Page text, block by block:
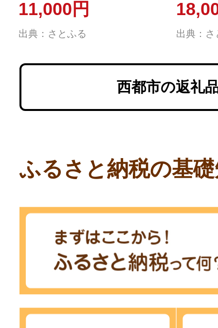
11,000円
出典：さとふる
長期
出典：さ
西都市の返礼
ふるさと納税の基